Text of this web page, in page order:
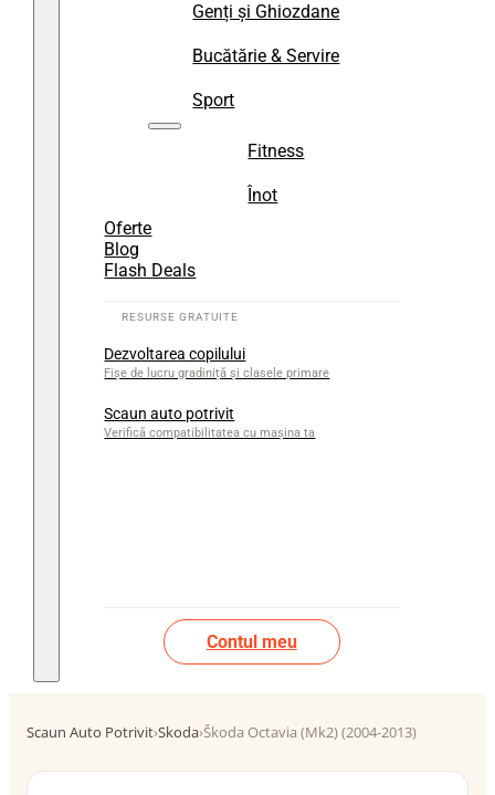
Genți și Ghiozdane
Bucătărie & Servire
Sport
Fitness
Înot
Oferte
Blog
Flash Deals
Dezvoltarea copilului
Fișe de lucru gradiniță și clasele primare
Scaun auto potrivit
Verifică compatibilitatea cu mașina ta
Contul meu
Scaun Auto Potrivit›Skoda›Škoda Octavia (Mk2) (2004-2013)